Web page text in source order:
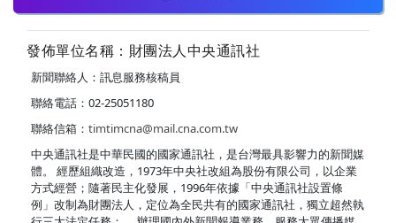
發佈單位名稱：財團法人中央通訊社
新聞聯絡人：訊息服務核稿員
聯絡電話：02-25051180
聯絡信箱： timtimcna@mail.cna.com.tw
中央通訊社是中華民國的國家通訊社，是台灣最具影響力的新聞媒
體。 經歷組織改造，1973年中央社改組為股份有限公司，以企業
方式經營；隨著民主化發展，1996年依據「中央通訊社設置條
例」改制為財團法人，定位為全民共有的國家通訊社，獨立超然執